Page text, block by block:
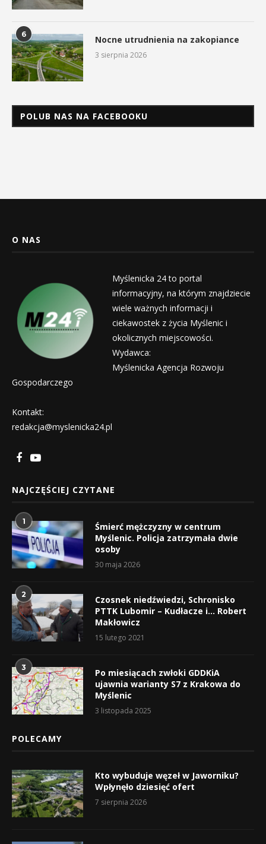
6 Nocne utrudnienia na zakopiance
3 sierpnia 2026
POLUB NAS NA FACEBOOKU
O NAS
Myślenicka 24 to portal
informacyjny, na którym znajdziecie
wiele ważnych informacji i
ciekawostek z życia Myślenic i
okolicznych miejscowości.
Wydawca:
Myślenicka Agencja Rozwoju
Gospodarczego
Kontakt:
redakcja@myslenicka24.pl
NAJCZĘŚCIEJ CZYTANE
1
Śmierć mężczyzny w centrum
Myślenic. Policja zatrzymała dwie
osoby
30 maja 2026
2
Czosnek niedźwiedzi, Schronisko
PTTK Lubomir – Kudłacze i… Robert
Makłowicz
15 lutego 2021
3
Po miesiącach zwłoki GDDKiA
ujawnia warianty S7 z Krakowa do
Myślenic
3 listopada 2025
POLECAMY
Kto wybuduje węzeł w Jaworniku?
Wpłynęło dziesięć ofert
7 sierpnia 2026